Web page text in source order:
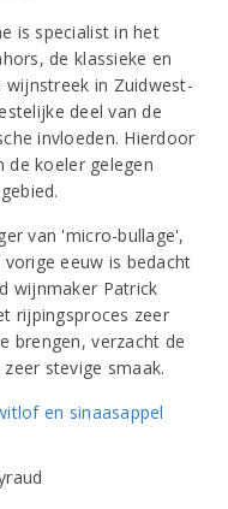
is specialist in het
de klassieke en
in Zuidwest-
deel van de
invloeden. Hierdoor
de koeler gelegen
van 'micro-bullage',
eeuw is bedacht
wijnmaker Patrick
rijpingsproces zeer
brengen, verzacht de
stevige smaak.